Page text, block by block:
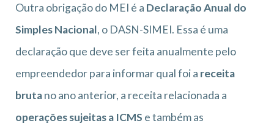
Outra obrigação do MEI é a Declaração Anual do
Simples Nacional, o DASN-SIMEI. Essa é uma
declaração que deve ser feita anualmente pelo
empreendedor para informar qual foi a receita
brutano ano anterior, a receita relacionada a
operações sujeitas a ICMS e também as